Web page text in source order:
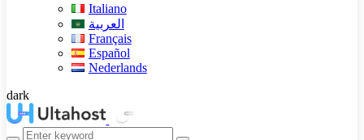
Italiano
العربية
Français
Español
Nederlands
dark